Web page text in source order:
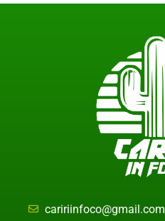
caririinfoco@gmail.com